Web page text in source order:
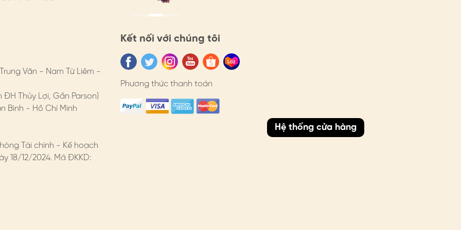
Văn - Nam Từ Liêm -
Thủy Lợi, Gần Parson)
Bình - Hồ Chí Minh
Tài chính - Kế hoạch
18/12/2024. Mã ĐKKD:
Kết nối với chúng tôi
Phương thức thanh toán
Hệ thống cửa hàng